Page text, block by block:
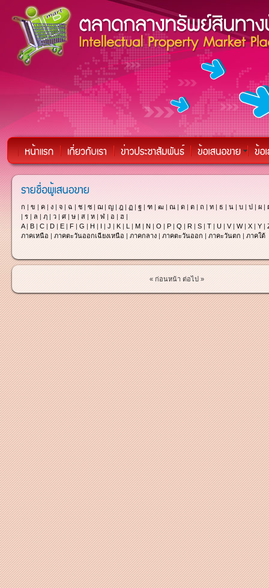
ก | ข | ค | ง | จ | ฉ | ช | ซ | ฌ | ญ | ฎ | ฏ | ฐ | ฑ | ฒ | ณ | ด | ต | ถ | ท | ธ | น | บ | ป | ผ |
| ร | ล | ฦ | ว | ศ | ษ | ส | ห | ฬ | อ | ฮ |
A| B | C | D | E | F | G | H | I | J | K | L | M | N | O | P | Q | R | S | T | U | V| W| X | Y |
ภาคเหนือ | ภาคตะวันออกเฉียงเหนือ | ภาคกลาง | ภาคตะวันออก | ภาคะวันตก | ภาคใต้
« ก่อนหน้า ต่อไป »